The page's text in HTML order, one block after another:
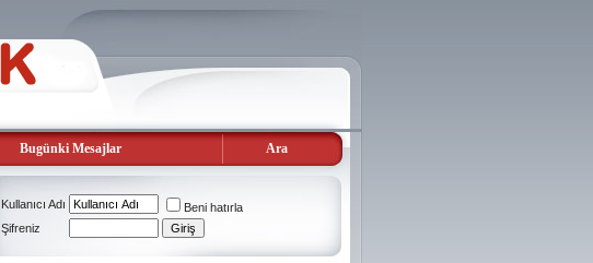
Bugünki Mesajlar Ara
Kullanıcı Adı
Beni hatırla
Şifreniz